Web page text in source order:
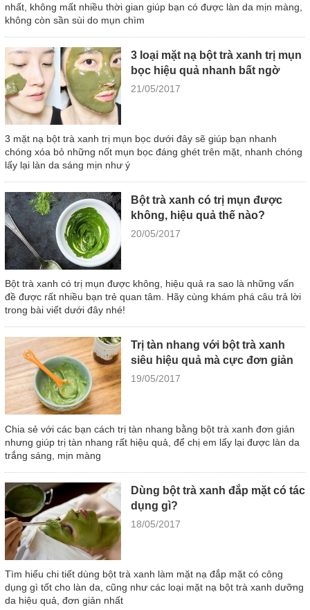
nhất, không mất nhiều thời gian giúp bạn có được làn da mịn màng,
không còn sần sùi do mụn chìm
3 loại mặt nạ bột trà xanh trị mụn
bọc hiệu quả nhanh bất ngờ
21/05/2017
3 mặt nạ bột trà xanh trị mụn bọc dưới đây sẽ giúp bạn nhanh
chóng xóa bỏ những nốt mụn bọc đáng ghét trên mặt, nhanh chóng
lấy lại làn da sáng mịn như ý
Bột trà xanh có trị mụn được
không, hiệu quả thế nào?
20/05/2017
Bột trà xanh có trị mụn được không, hiệu quả ra sao là những vấn
đề được rất nhiều bạn trẻ quan tâm. Hãy cùng khám phá câu trả lời
trong bài viết dưới đây nhé!
Trị tàn nhang với bột trà xanh
siêu hiệu quả mà cực đơn giản
19/05/2017
Chia sẻ với các bạn cách trị tàn nhang bằng bột trà xanh đơn giản
nhưng giúp trị tàn nhang rất hiệu quả, để chị em lấy lại được làn da
trắng sáng, mịn màng
Dùng bột trà xanh đắp mặt có tác
dụng gì?
18/05/2017
Tìm hiểu chi tiết dùng bột trà xanh làm mặt nạ đắp mặt có công
dụng gì tốt cho làn da, cũng như các loại mặt nạ bột trà xanh dưỡng
da hiệu quả, đơn giản nhất